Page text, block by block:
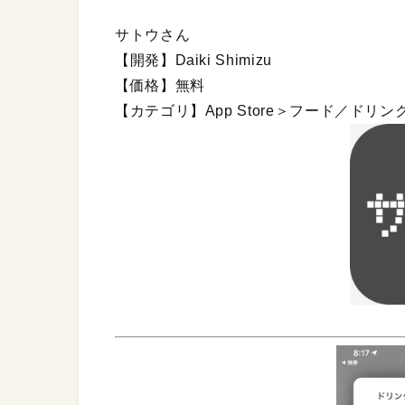
サトウさん
【開発】Daiki Shimizu
【価格】無料
【カテゴリ】App Store＞フード／ドリン